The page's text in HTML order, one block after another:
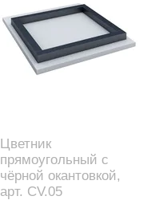
Цветник
прямоугольный с
чёрной окантовкой,
арт. CV.05